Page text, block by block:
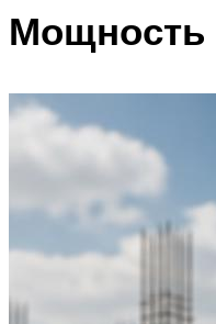
Мощность